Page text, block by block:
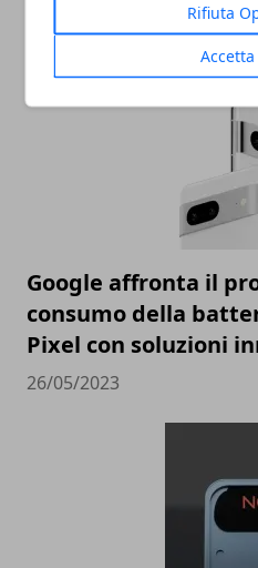
Rifiuta
05/06/2023
Google affronta il
consumo della
Pixel con soluzioni
26/05/2023